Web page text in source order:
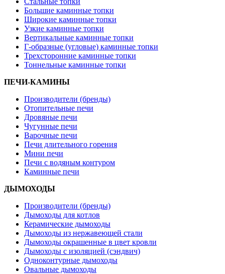
Большие каминные топки
Широкие каминные топки
Узкие каминные топки
Вертикальные каминные топки
Г-образные (угловые) каминные топки
Трехсторонние каминные топки
Тоннельные каминные топки
ПЕЧИ-КАМИНЫ
Производители (бренды)
Отопительные печи
Дровяные печи
Чугунные печи
Варочные печи
Печи длительного горения
Мини печи
Печи с водяным контуром
Каминные печи
ДЫМОХОДЫ
Производители (бренды)
Дымоходы для котлов
Керамические дымоходы
Дымоходы из нержавеющей стали
Дымоходы окрашенные в цвет кровли
Дымоходы с изоляцией (сэндвич)
Одноконтурные дымоходы
Овальные дымоходы